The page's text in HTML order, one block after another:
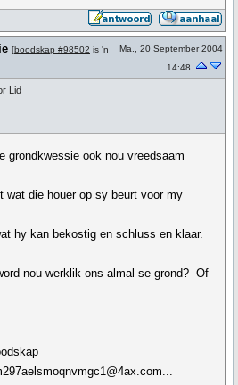
[boodskap #98502 is 'n
Ma., 20 September 2004
14:48
Lid
ook nou vreedsaam
wat die houer op sy beurt voor my
hy kan bekostig en schluss en klaar.
nou werklik ons almal se grond? Of